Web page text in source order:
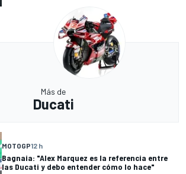
Más de
Ducati
MOTOGP12 h
Bagnaia: "Alex Marquez es la referencia entre
las Ducati y debo entender cómo lo hace"